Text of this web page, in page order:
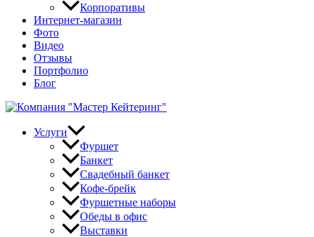
Корпоративы
Интернет-магазин
Фото
Видео
Отзывы
Портфолио
Блог
Услуги
Фуршет
Банкет
Свадебный банкет
Кофе-брейк
Фуршетные наборы
Обеды в офис
Выставки